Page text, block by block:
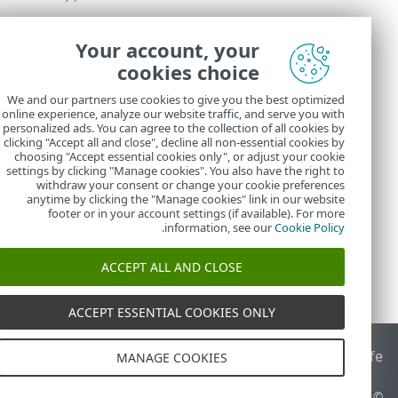
فيالمهام،
End of Life منتدى ESET ESET Status Portal
Your account, your
cookies choice
We and our partners use cookies to give you the best optimized
online experience, analyze our website traffic, and serve you with
personalized ads. You can agree to the collection of all cookies by
clicking "Accept all and close", decline all non-essential cookies by
choosing "Accept essential cookies only", or adjust your cookie
settings by clicking "Manage cookies". You also have the right to
withdraw your consent or change your cookie preferences
anytime by clicking the "Manage cookies" link in our website
footer or in your account settings (if available). For more
information, see ourCookie Policy
.
ACCEPT ALL AND CLOSE
ACCEPT ESSENTIAL COOKIES ONLY
MANAGE COOKIES